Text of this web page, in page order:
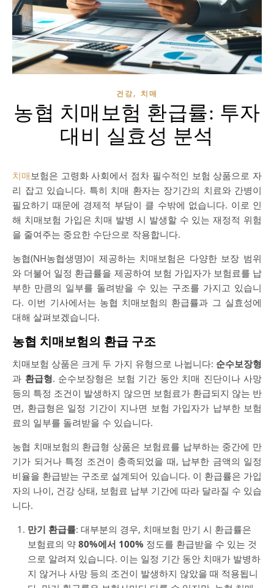
건강, 치매
농협 치매보험 환급률: 투자
대비 실효성 분석
치매보험은 고령화 사회에서 점차 필수적인 보험 상품으로 자
리 잡고 있습니다. 특히 치매 환자는 장기간의 치료와 간병이
필요하기 때문에 경제적 부담이 클 수밖에 없습니다. 이로 인
해 치매보험 가입은 치매 발병 시 발생할 수 있는 재정적 위험
을 줄여주는 중요한 수단으로 작용합니다.
농협(NH농협생명)이 제공하는 치매보험은 다양한 보장 범위
와 더불어 일정 환급률을 제공하여 보험 가입자가 보험료를 납
부한 만큼의 일부를 돌려받을 수 있는 구조를 가지고 있습니
다. 이번 기사에서는 농협 치매보험의 환급률과 그 실효성에
대해 살펴보겠습니다.
농협 치매보험의 환급 구조
치매보험 상품은 크게 두 가지 유형으로 나뉩니다: 순수보장형
과 환급형. 순수보장형은 보험 기간 동안 치매 진단이나 사망
등의 특정 조건이 발생하지 않으면 보험료가 환급되지 않는 반
면, 환급형은 일정 기간이 지나면 보험 가입자가 납부한 보험
료의 일부를 돌려받을 수 있습니다.
농협 치매보험의 환급형 상품은 보험료를 납부하는 중간에 만
기가 되거나 특정 조건이 충족되었을 때, 납부한 금액의 일정
비율을 환급받는 구조로 설계되어 있습니다. 이 환급률은 가입
자의 나이, 건강 상태, 보험료 납부 기간에 따라 달라질 수 있습
니다.
만기 환급률: 대부분의 경우, 치매보험 만기 시 환급률은
보험료의 약 80%에서 100% 정도를 환급받을 수 있는 것
으로 알려져 있습니다. 이는 일정 기간 동안 치매가 발병하
지 않거나 사망 등의 조건이 발생하지 않았을 때 적용됩니